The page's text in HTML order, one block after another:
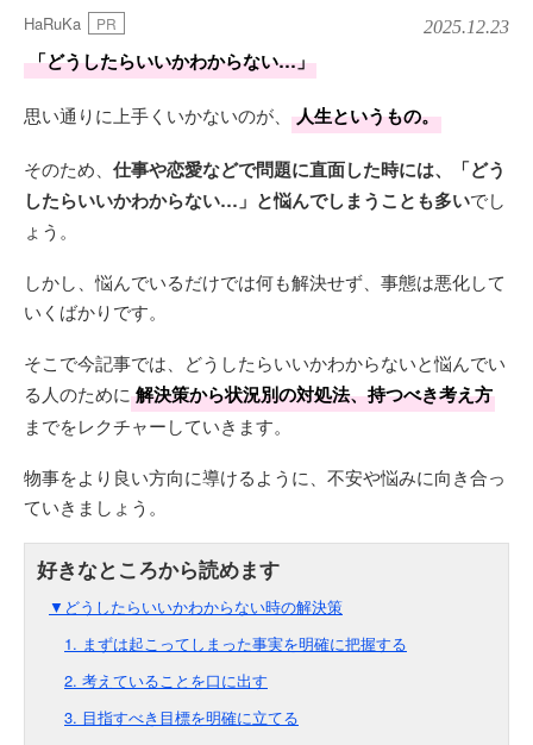
HaRuKa PR 2025.12.23
「どうしたらいいかわからない…」
思い通りに上手くいかないのが、 人生というもの。
そのため、 仕事や恋愛などで問題に直面した時には、「どう
したらいいかわからない…」と悩んでしまうことも多いでし
ょう。
しかし、悩んでいるだけでは何も解決せず、事態は悪化して
いくばかりです。
そこで今記事では、どうしたらいいかわからないと悩んでい
る人のために 解決策から状況別の対処法、持つべき考え方
までをレクチャーしていきます。
物事をより良い方向に導けるように、不安や悩みに向き合っ
ていきましょう。
▼どうしたらいいかわからない時の解決策
1. まずは起こってしまった事実を明確に把握する
2. 考えていることを口に出す
3. 目指すべき目標を明確に立てる